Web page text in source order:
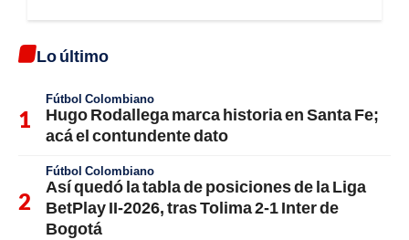
Lo último
Fútbol Colombiano
Hugo Rodallega marca historia en Santa Fe;
acá el contundente dato
Fútbol Colombiano
Así quedó la tabla de posiciones de la Liga
BetPlay II-2026, tras Tolima 2-1 Inter de
Bogotá